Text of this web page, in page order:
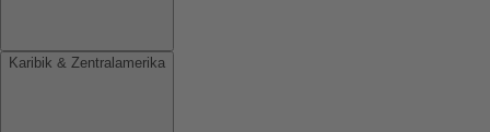
Karibik & Zentralamerika